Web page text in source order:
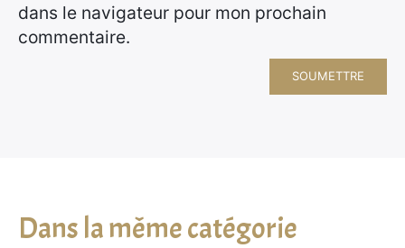
dans le navigateur pour mon prochain
commentaire.
Dans la même catégorie